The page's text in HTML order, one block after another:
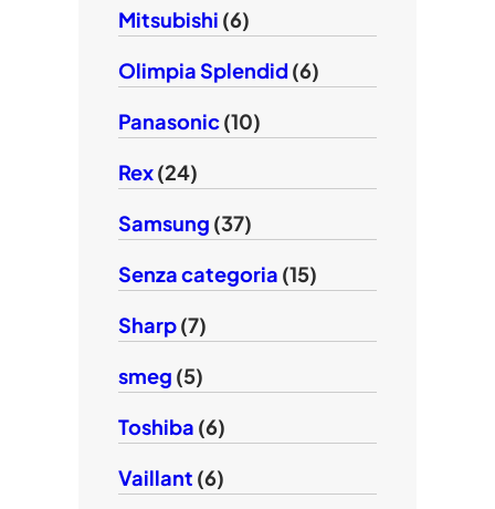
Mitsubishi (6)
Olimpia Splendid(6)
Panasonic(10)
Rex(24)
Samsung (37)
Senza categoria (15)
Sharp(7)
smeg (5)
Toshiba (6)
Vaillant (6)